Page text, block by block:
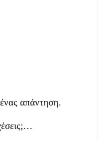
απάντηση.